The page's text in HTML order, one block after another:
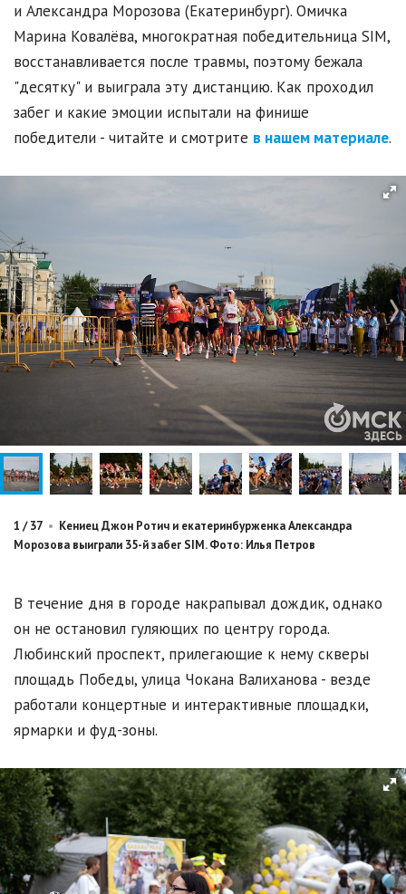
и Александра Морозова (Екатеринбург). Омичка
Марина Ковалёва, многократная победительница SIM,
восстанавливается после травмы, поэтому бежала
"десятку" и выиграла эту дистанцию. Как проходил
забег и какие эмоции испытали на финише
победители - читайте и смотрите в нашем материале.
1 /37 • Кениец Джон Ротич и екатеринбурженка Александра
Морозова выиграли 35-й забег SIM. Фото: Илья Петров
В течение дня в городе накрапывал дождик, однако
он не остановил гуляющих по центру города.
Любинский проспект, прилегающие к нему скверы
площадь Победы, улица Чокана Валиханова - везде
работали концертные и интерактивные площадки,
ярмарки и фуд-зоны.